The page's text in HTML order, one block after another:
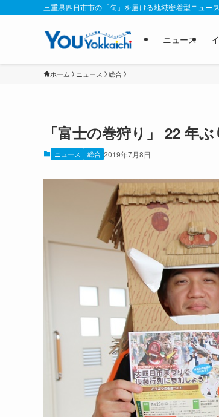
三重県四日市市の「旬」を届ける地域密着型ニュース
ニュース
ホーム ニュース 総合
「富士の巻狩り」 22 年
ニュース 総合 2019年7月8日